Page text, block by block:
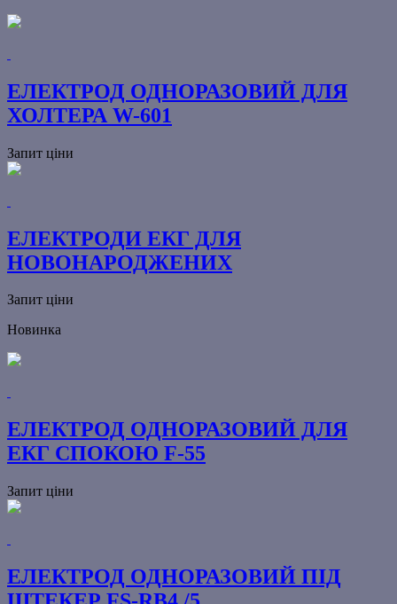
ЕЛЕКТРОД ОДНОРАЗОВИЙ ДЛЯ
ХОЛТЕРА W-601
Запит ціни
ЕЛЕКТРОДИ ЕКГ ДЛЯ
НОВОНАРОДЖЕНИХ
Запит ціни
Новинка
ЕЛЕКТРОД ОДНОРАЗОВИЙ ДЛЯ
ЕКГ СПОКОЮ F-55
Запит ціни
ЕЛЕКТРОД ОДНОРАЗОВИЙ ПІД